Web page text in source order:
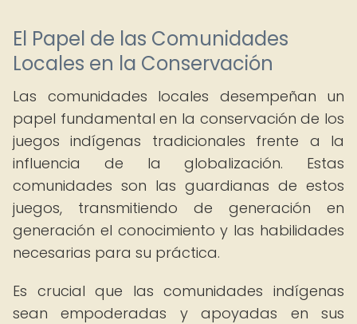
El Papel de las Comunidades
Locales en la Conservación
Las comunidades locales desempeñan un
papel fundamental en la conservación de los
juegos indígenas tradicionales frente a la
influencia de la globalización. Estas
comunidades son las guardianas de estos
juegos, transmitiendo de generación en
generación el conocimiento y las habilidades
necesarias para su práctica.
Es crucial que las comunidades indígenas
sean empoderadas y apoyadas en sus